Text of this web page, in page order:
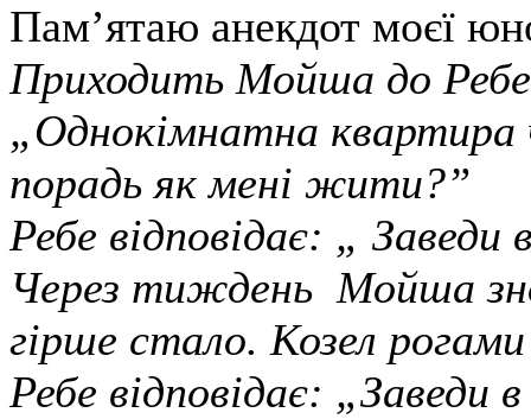
Пам’ятаю анекдот моєї
Приходить Мойша до
„Однокімнатна квартира
порадь як мені жити?”
Ребе відповідає: „ Заведи
Через тиждень Мойша
гірше стало. Козел
Ребе відповідає: „Заведи